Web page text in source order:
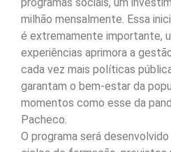
milhão mensalmente. Essa
é extremamente importante,
experiências aprimora a
cada vez mais políticas
garantam o bem-estar da
momentos como esse da
Pacheco.
O programa será